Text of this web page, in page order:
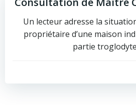
Un lecteur adresse la
propriétaire d’une maison
partie